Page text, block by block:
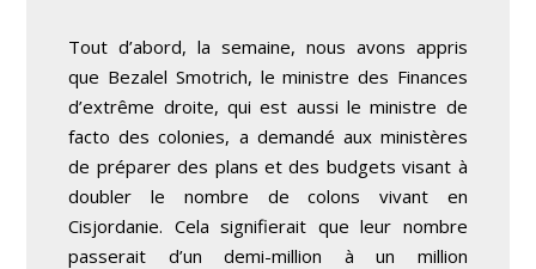
Tout d’abord, la semaine, nous avons appris
que Bezalel Smotrich, le ministre des Finances
d’extrême droite, qui est aussi le ministre de
facto des colonies, a demandé aux ministères
de préparer des plans et des budgets visant à
doubler le nombre de colons vivant en
Cisjordanie. Cela signifierait que leur nombre
passerait d’un demi-million à un million